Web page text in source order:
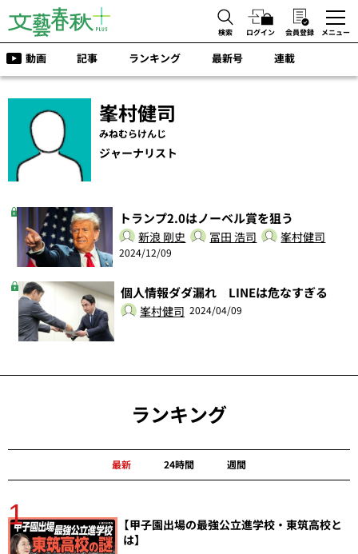
検索 ログイン 会員登録 メニュー
動画 記事 ランキング 最新号 連載
峯村健司
みねむらけんじ
ジャーナリスト
トランプ2.0はノーベル賞を狙う
新浪 剛史 冨田 浩司 峯村健司
2024/12/09
個人情報ダダ漏れ LINEは危なすぎる
峯村健司 2024/04/09
ランキング
最新 24時間 週間
1
【甲子園出場の最強公立進学校・東筑高校と
は】